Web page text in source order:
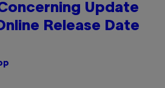
Update
Release Date